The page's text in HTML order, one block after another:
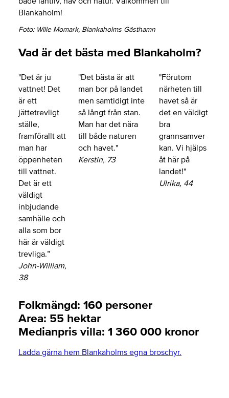
Blankaholm!
Foto: Wille Momark, Blankaholms Gästhamn
Vad är det bästa med Blankaholm?
"Det är ju
vattnet! Det
är ett
jättetrevligt
ställe,
framförallt att
man har
öppenheten
till vattnet.
Det är ett
väldigt
inbjudande
samhälle och
alla som bor
här är väldigt
trevliga.”
John-William,
38
"Det bästa är att
man bor på landet
men samtidigt inte
så långt från stan.
Man har det nära
till både naturen
och havet."
Kerstin, 73
"Förutom
närheten till
havet så är
det en väldigt
bra
grannsamver
kan. Vi hjälps
åt här på
landet!"
Ulrika, 44
Folkmängd: 160 personer
Area: 55 hektar
Medianpris villa: 1 360 000 kronor
Ladda gärna hem Blankaholms egna broschyr.